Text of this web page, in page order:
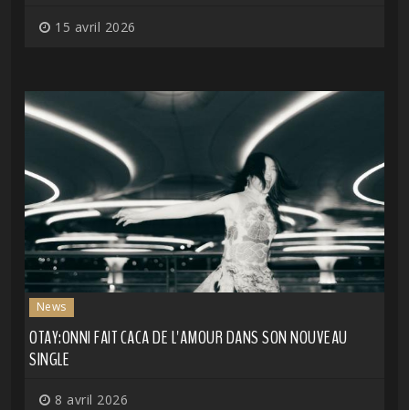
15 avril 2026
News
OTAY:ONNI FAIT CACA DE L'AMOUR DANS SON NOUVEAU
SINGLE
8 avril 2026